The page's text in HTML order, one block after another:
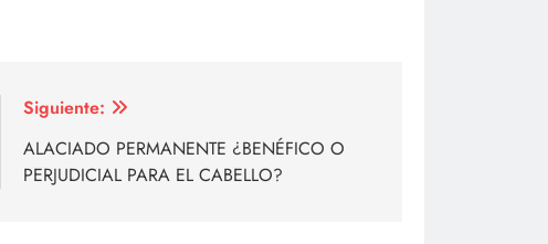
Siguiente:
ALACIADO PERMANENTE ¿BENÉFICO O
PERJUDICIAL PARA EL CABELLO?